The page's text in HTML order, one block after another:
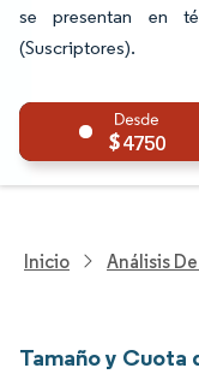
se presentan en
(Suscriptores).
4750
Inicio Análisis
Tamaño y Cuota